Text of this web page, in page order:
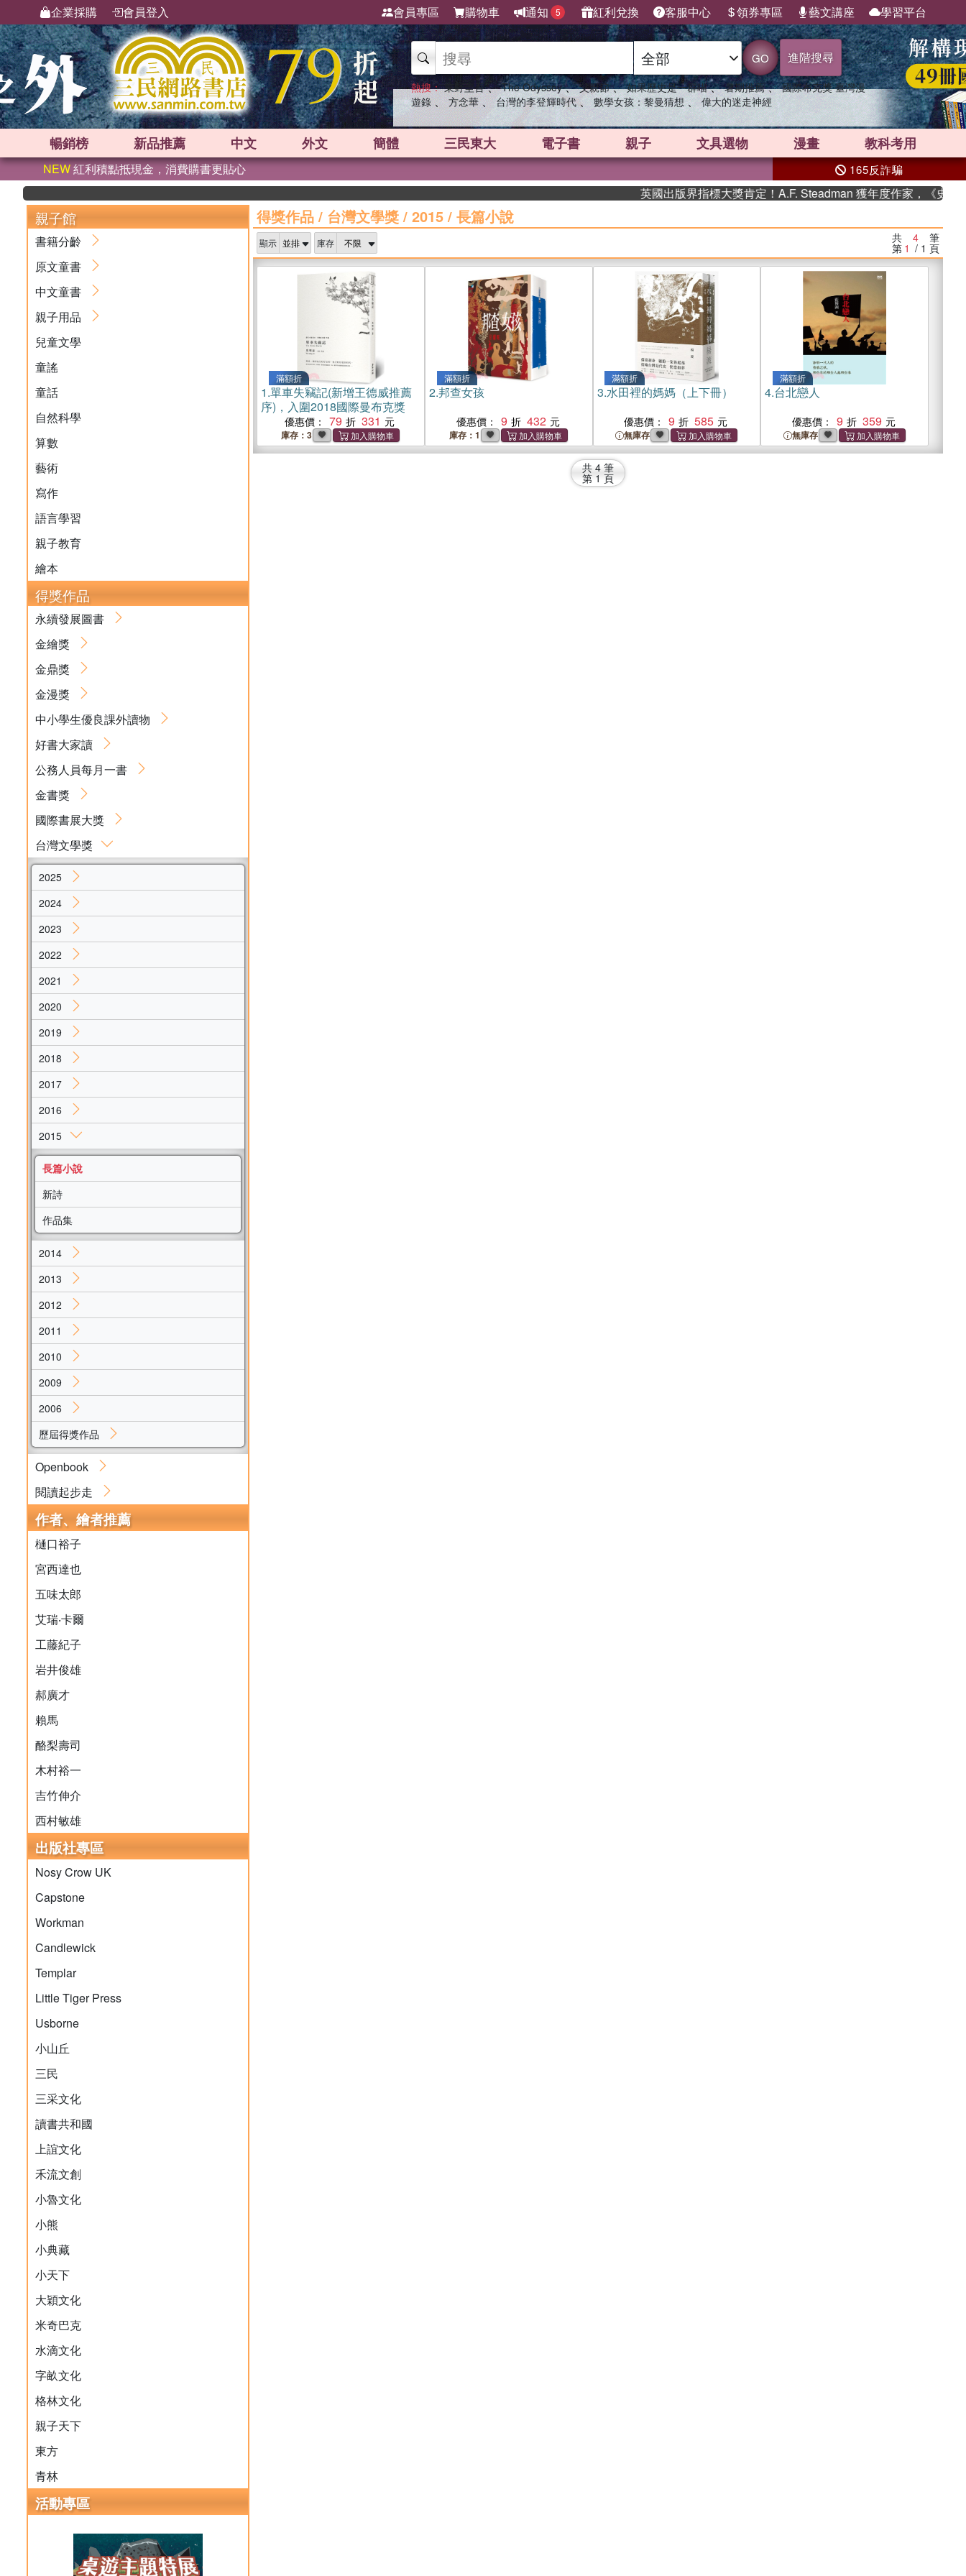
企業採購 會員登入 會員專區 購物車 通知 5 紅利兌換 客服中心 領券專區 藝文講座 學習平台
GO 進階搜尋
熱搜： 東野圭吾 、 The Odyssey 、 父親節 、 如果歷史是一群喵 、 暑期推薦 、 國際布克獎 臺灣漫
遊錄 、 方念華 、 台灣的李登輝時代 、 數學女孩：黎曼猜想 、 偉大的迷走神經
暢銷榜 新品推薦 中文 外文 簡體 三民東大 電子書 親子 文具選物 漫畫 教科考用
NEW紅利積點抵現金，消費購書更貼心 165反詐騙
英國出版界指標大獎肯定！A.F. Steadman 獲年度作家，《史坎德》系列
親子館
書籍分齡
原文童書
中文童書
親子用品
兒童文學
童謠
童話
自然科學
算數
藝術
寫作
語言學習
親子教育
繪本
得獎作品
永續發展圖書
金繪獎
金鼎獎
金漫獎
中小學生優良課外讀物
好書大家讀
公務人員每月一書
金書獎
國際書展大獎
台灣文學獎
2025
2024
2023
2022
2021
2020
2019
2018
2017
2016
2015
長篇小說
新詩
作品集
2014
2013
2012
2011
2010
2009
2006
歷屆得獎作品
Openbook
閱讀起步走
作者、繪者推薦
樋口裕子
宮西達也
五味太郎
艾瑞‧卡爾
工藤紀子
岩井俊雄
郝廣才
賴馬
酪梨壽司
木村裕一
吉竹伸介
西村敏雄
出版社專區
Nosy Crow UK
Capstone
Workman
Candlewick
Templar
Little Tiger Press
Usborne
小山丘
三民
三采文化
讀書共和國
上誼文化
禾流文創
小魯文化
小熊
小典藏
小天下
大穎文化
米奇巴克
水滴文化
字畝文化
格林文化
親子天下
東方
青林
活動專區
得獎作品 / 台灣文學獎 / 2015 / 長篇小說
顯示 庫存 共 4 筆
第 1 / 1 頁
滿額折
1.單車失竊記(新增王德威推薦
序)，入圍2018國際曼布克獎
優惠價： 79 331
庫存：3
滿額折
2.邦查女孩
優惠價： 9 432
庫存：1
滿額折
3.水田裡的媽媽（上下冊）
優惠價： 9 585
無庫存
滿額折
4.台北戀人
優惠價： 9 359
無庫存
共 4 筆
第 1 頁